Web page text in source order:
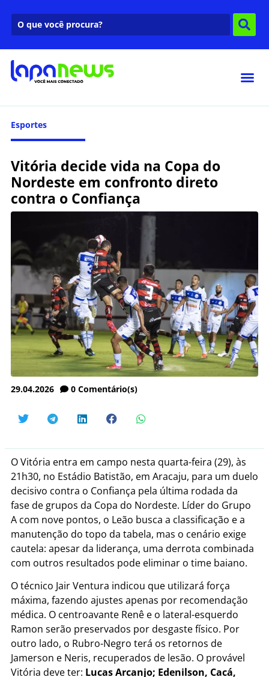
Esportes
Vitória decide vida na Copa do
Nordeste em confronto direto
contra o Confiança
29.04.2026 0 Comentário(s)
O Vitória entra em campo nesta quarta-feira (29), às
21h30, no Estádio Batistão, em Aracaju, para um duelo
decisivo contra o Confiança pela última rodada da
fase de grupos da Copa do Nordeste. Líder do Grupo
A com nove pontos, o Leão busca a classificação e a
manutenção do topo da tabela, mas o cenário exige
cautela: apesar da liderança, uma derrota combinada
com outros resultados pode eliminar o time baiano.
O técnico Jair Ventura indicou que utilizará força
máxima, fazendo ajustes apenas por recomendação
médica. O centroavante Renê e o lateral-esquerdo
Ramon serão preservados por desgaste físico. Por
outro lado, o Rubro-Negro terá os retornos de
Jamerson e Neris, recuperados de lesão. O provável
Vitória deve ter: Lucas Arcanjo; Edenilson, Cacá,